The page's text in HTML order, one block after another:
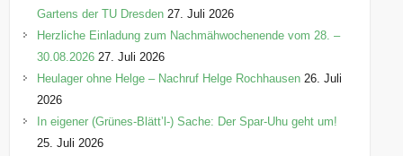
Gartens der TU Dresden 27. Juli 2026
Herzliche Einladung zum Nachmähwochenende vom 28. –
30.08.2026 27. Juli 2026
Heulager ohne Helge – Nachruf Helge Rochhausen 26. Juli
2026
In eigener (Grünes-Blätt’l-) Sache: Der Spar-Uhu geht um!
25. Juli 2026